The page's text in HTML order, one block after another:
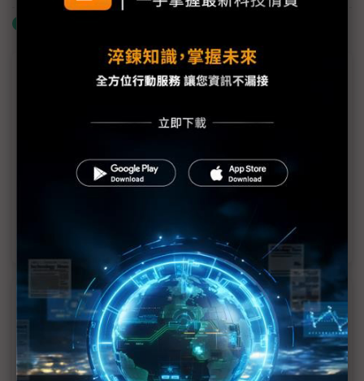
議題精選－華爲2023年度報告後續觀察
2023年全球營收逾人民幣7,000億元 華為：營運
「基本回歸常態」
華為2023年車用研發支出緊追比亞迪
華為去年終端業務成長近2成 Mate系列、折疊機和
近７天熱門報導
MLCC訂單過熱、出貨比創高 村田示警全球AI基
建熱潮將趨緩